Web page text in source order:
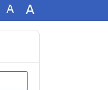
A A